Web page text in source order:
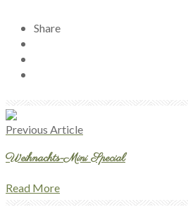
Share
Previous Article
Weihnachts-Mini Special
Read More